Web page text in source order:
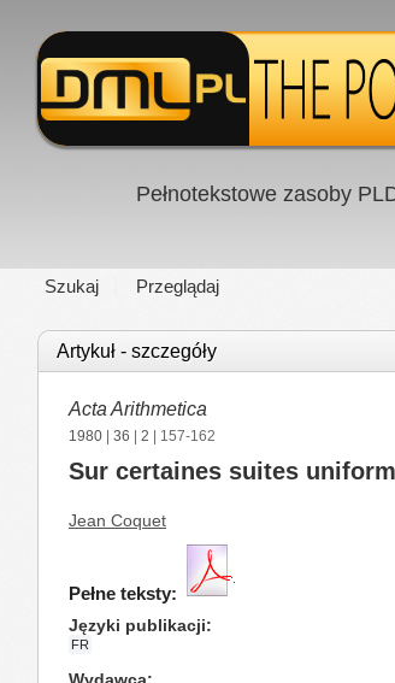
Pełnotekstowe zasoby
Szukaj Przeglądaj
Artykuł - szczegóły
Acta Arithmetica
1980 36 2 | 157-162
Sur certaines suites
Jean Coquet
Pełne teksty:
Języki publikacji
FR